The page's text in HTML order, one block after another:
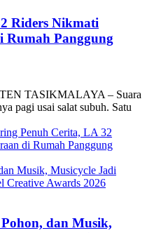
Riders Nikmati
Rumah Panggung
TASIKMALAYA – Suara
pagi usai salat subuh. Satu
Penuh Cerita, LA 32
di Rumah Panggung
Musik, Musicycle Jadi
Creative Awards 2026
dan Musik,